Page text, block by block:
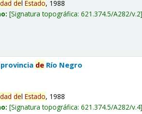
delEstado, 1988
Signatura topográfica:621.374.5/A282/v.2
de Río Negro
delEstado, 1988
Signatura topográfica:621.374.5/A282/v.4